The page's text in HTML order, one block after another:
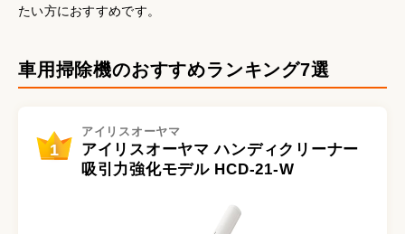
たい方におすすめです。
車用掃除機のおすすめランキング7選
1
アイリスオーヤマ
アイリスオーヤマ ハンディクリーナー
吸引力強化モデル HCD-21-W